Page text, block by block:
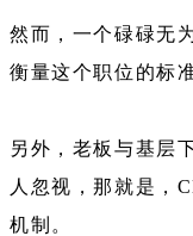
然而，一个碌碌无
衡量这个职位的标
另外，老板与基层
人忽视，那就是，
机制。